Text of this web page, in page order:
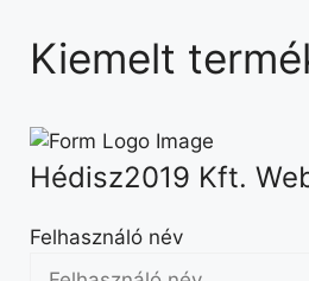
Kiemelt
Hédisz2019 Kft.
Felhasználó név